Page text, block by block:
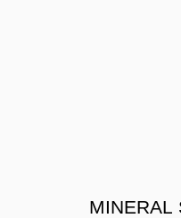
MINERAL